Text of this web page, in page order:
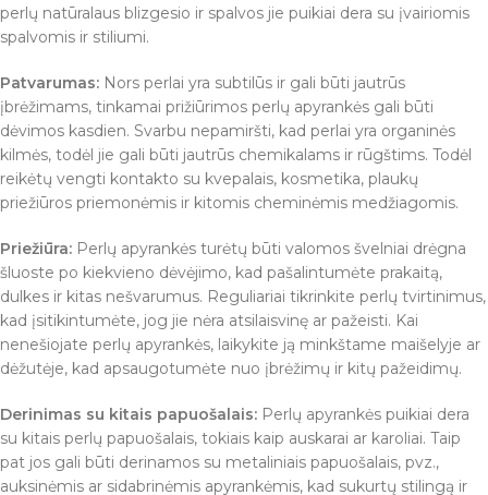
perlų natūralaus blizgesio ir spalvos jie puikiai dera su įvairiomis
spalvomis ir stiliumi.
Patvarumas: Nors perlai yra subtilūs ir gali būti jautrūs
įbrėžimams, tinkamai prižiūrimos perlų apyrankės gali būti
dėvimos kasdien. Svarbu nepamiršti, kad perlai yra organinės
kilmės, todėl jie gali būti jautrūs chemikalams ir rūgštims. Todėl
reikėtų vengti kontakto su kvepalais, kosmetika, plaukų
priežiūros priemonėmis ir kitomis cheminėmis medžiagomis.
Priežiūra: Perlų apyrankės turėtų būti valomos švelniai drėgna
šluoste po kiekvieno dėvėjimo, kad pašalintumėte prakaitą,
dulkes ir kitas nešvarumus. Reguliariai tikrinkite perlų tvirtinimus,
kad įsitikintumėte, jog jie nėra atsilaisvinę ar pažeisti. Kai
nenešiojate perlų apyrankės, laikykite ją minkštame maišelyje ar
dėžutėje, kad apsaugotumėte nuo įbrėžimų ir kitų pažeidimų.
Derinimas su kitais papuošalais: Perlų apyrankės puikiai dera
su kitais perlų papuošalais, tokiais kaip auskarai ar karoliai. Taip
pat jos gali būti derinamos su metaliniais papuošalais, pvz.,
auksinėmis ar sidabrinėmis apyrankėmis, kad sukurtų stilingą ir